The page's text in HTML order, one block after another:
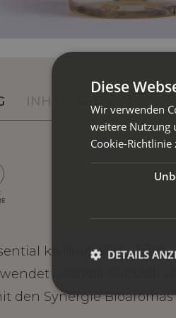
INHALTSSTOFFE
kann in allen
werden. Für Voll-
den Synergie
Diese
Wir verwenden
weitere Nutzung
Cookie-Richtlinie
DETAILS